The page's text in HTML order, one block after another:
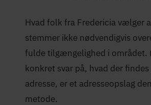
Hvad folk fra Fredericia vælger
stemmer ikke nødvendigvis
fulde tilgængelighed i området.
konkret svar på, hvad der findes
adresse, er et adresseopslag
metode.